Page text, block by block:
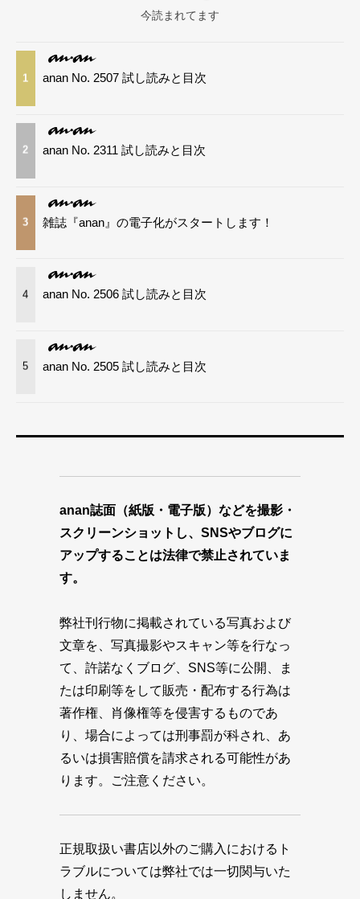
今読まれてます
1 anan No. 2507 試し読みと目次
2 anan No. 2311 試し読みと目次
3 雑誌『anan』の電子化がスタートします！
4 anan No. 2506 試し読みと目次
5 anan No. 2505 試し読みと目次
anan誌面（紙版・電子版）などを撮影・
スクリーンショットし、SNSやブログに
アップすることは法律で禁止されていま
す。
弊社刊行物に掲載されている写真および
文章を、写真撮影やスキャン等を行なっ
て、許諾なくブログ、SNS等に公開、ま
たは印刷等をして販売・配布する行為は
著作権、肖像権等を侵害するものであ
り、場合によっては刑事罰が科され、あ
るいは損害賠償を請求される可能性があ
ります。ご注意ください。
正規取扱い書店以外のご購入におけるト
ラブルについては弊社では一切関与いた
しません。